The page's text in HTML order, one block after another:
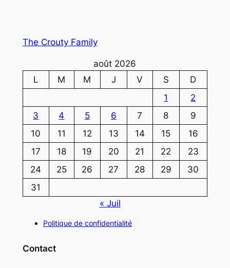
The Crouty Family
août 2026
L
M M J V S
D
1
2
3
4 5 6 7 8
9
10
11 12 13 14 15
16
17
18 19 20 21 22
23
24
25 26 27 28 29
30
31
« Juil
Politique de confidentialité
Contact